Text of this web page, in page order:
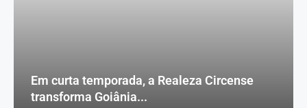
Em curta temporada, a Realeza Circense
transforma Goiânia...